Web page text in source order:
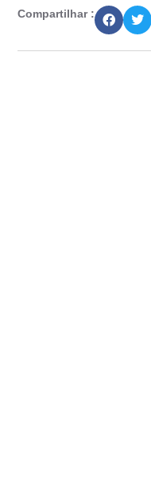
Compartilhar :